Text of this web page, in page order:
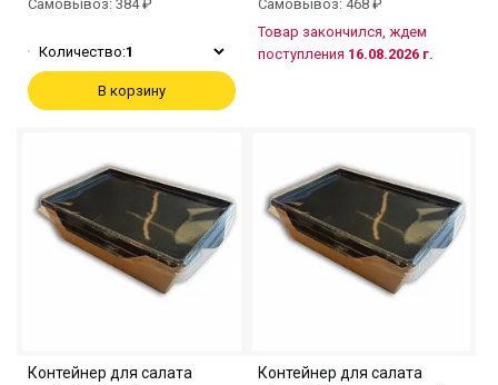
Самовывоз: 384 ₽
Количество:1
В корзину
Самовывоз: 468 ₽
Товар закончился, ждем
поступления 16.08.2026 г.
Контейнер для салата
Контейнер для салата